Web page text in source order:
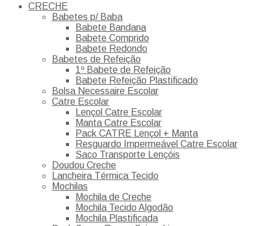
CRECHE
Babetes p/ Baba
Babete Bandana
Babete Comprido
Babete Redondo
Babetes de Refeição
1º Babete de Refeição
Babete Refeição Plastificado
Bolsa Necessaire Escolar
Catre Escolar
Lençol Catre Escolar
Manta Catre Escolar
Pack CATRE Lençol + Manta
Resguardo Impermeável Catre Escolar
Saco Transporte Lençóis
Doudou Creche
Lancheira Térmica Tecido
Mochilas
Mochila de Creche
Mochila Tecido Algodão
Mochila Plastificada